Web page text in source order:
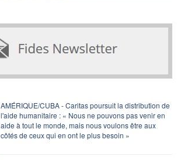
AMÉRIQUE/CUBA - Caritas poursuit la distribution de
l'aide humanitaire : « Nous ne pouvons pas venir en
aide à tout le monde, mais nous voulons être aux
côtés de ceux qui en ont le plus besoin »